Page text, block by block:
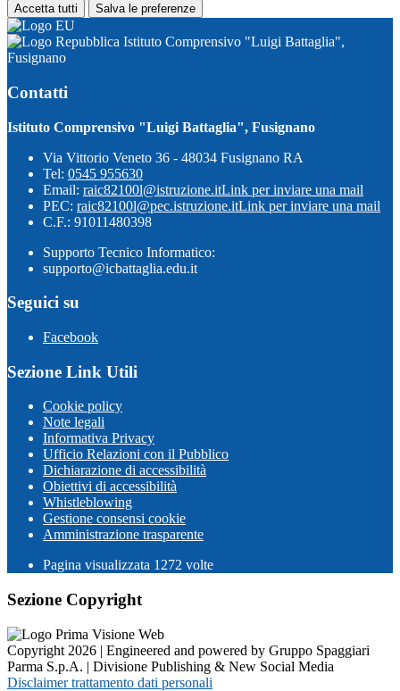
Accetta tutti Salva le preferenze
Istituto Comprensivo "Luigi Battaglia",
Fusignano
Contatti
Istituto Comprensivo "Luigi Battaglia", Fusignano
Via Vittorio Veneto 36 - 48034 Fusignano RA
Tel: 0545 955630
Email: raic82100l@istruzione.itLink per inviare una mail
PEC: raic82100l@pec.istruzione.itLink per inviare una mail
C.F.: 91011480398
Supporto Tecnico Informatico:
supporto@icbattaglia.edu.it
Seguici su
Facebook
Sezione Link Utili
Cookie policy
Note legali
Informativa Privacy
Ufficio Relazioni con il Pubblico
Dichiarazione di accessibilità
Obiettivi di accessibilità
Whistleblowing
Gestione consensi cookie
Amministrazione trasparente
Pagina visualizzata 1272 volte
Sezione Copyright
Copyright 2026 | Engineered and powered by Gruppo Spaggiari
Parma S.p.A. | Divisione Publishing & New Social Media
Disclaimer trattamento dati personali